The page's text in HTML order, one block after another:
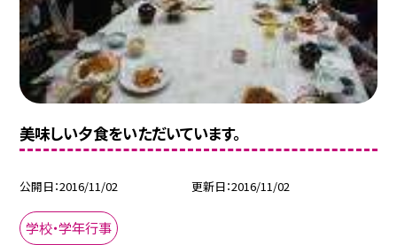
美味しい夕食をいただいています。
公開日 2016/11/02 更新日 2016/11/02
学校・学年行事